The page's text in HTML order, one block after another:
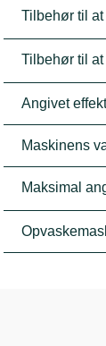
Tilbehør til
Tilbehør til
Angivet
Maskinens
Maksimal